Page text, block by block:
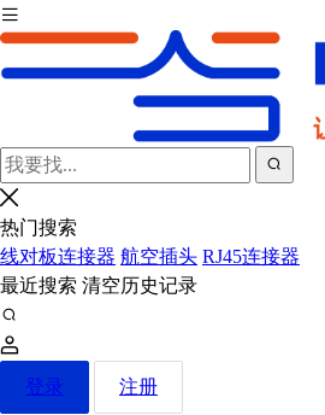
热门搜索
线对板连接器 航空插头 RJ45连接器
最近搜索 清空历史记录
登录 注册